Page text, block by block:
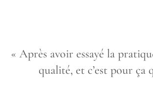
« Après avoir essayé la
qualité, et c’est pour ça